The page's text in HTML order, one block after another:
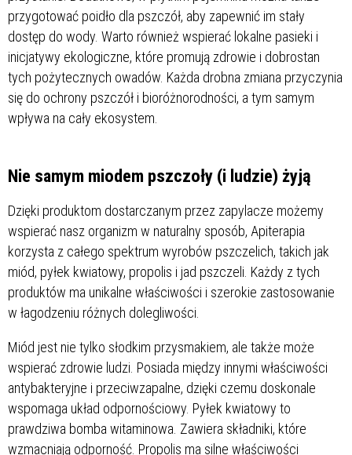
przygotować poidło dla pszczół, aby zapewnić im stały
dostęp do wody. Warto również wspierać lokalne pasieki i
inicjatywy ekologiczne, które promują zdrowie i dobrostan
tych pożytecznych owadów. Każda drobna zmiana przyczynia
się do ochrony pszczół i bioróżnorodności, a tym samym
wpływa na cały ekosystem.
Nie samym miodem pszczoły (i ludzie) żyją
Dzięki produktom dostarczanym przez zapylacze możemy
wspierać nasz organizm w naturalny sposób, Apiterapia
korzysta z całego spektrum wyrobów pszczelich, takich jak
miód, pyłek kwiatowy, propolis i jad pszczeli. Każdy z tych
produktów ma unikalne właściwości i szerokie zastosowanie
w łagodzeniu różnych dolegliwości.
Miód jest nie tylko słodkim przysmakiem, ale także może
wspierać zdrowie ludzi. Posiada między innymi właściwości
antybakteryjne i przeciwzapalne, dzięki czemu doskonale
wspomaga układ odpornościowy. Pyłek kwiatowy to
prawdziwa bomba witaminowa. Zawiera składniki, które
wzmacniają odporność. Propolis ma silne właściwości